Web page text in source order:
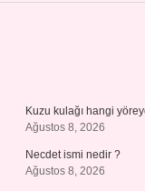
Kuzu kulağı hangi
Ağustos 8, 2026
Necdet ismi nedir ?
Ağustos 8, 2026